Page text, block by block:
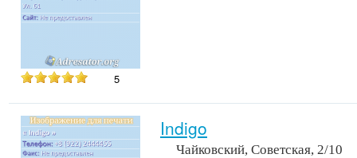
5
Indigo
Чайковский, Советская, 2/10